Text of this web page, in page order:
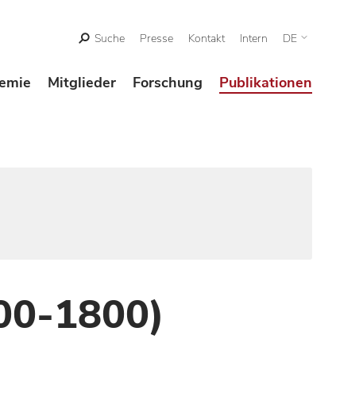
Suche Presse Kontakt Intern DE
Mitglieder Forschung Publikationen
1800)